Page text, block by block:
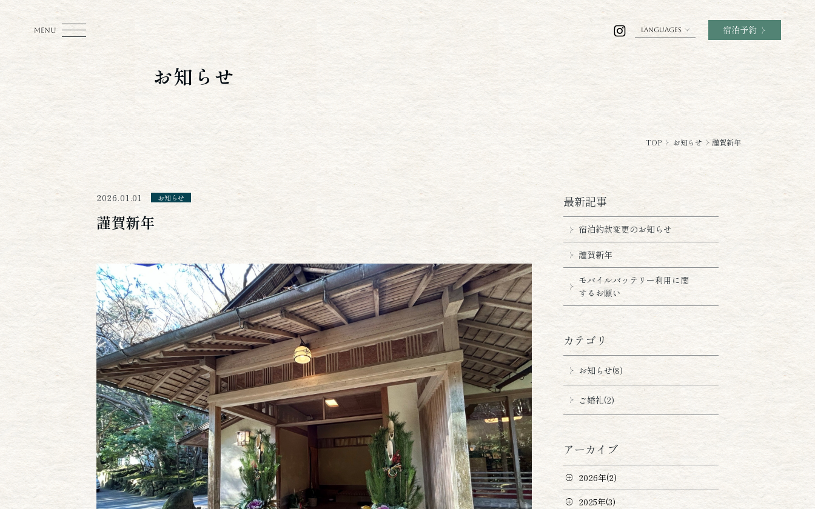
MENU LANGUAGES 宿泊予約
お知らせ
TOP お知らせ 謹賀新年
2026.01.01 お知らせ
謹賀新年
最新記事
宿泊約款変更のお知らせ
謹賀新年
モバイルバッテリー利用に関
するお願い
カテゴリ
お知らせ(8)
ご婚礼(2)
アーカイブ
2026年(2)
2025年(3)